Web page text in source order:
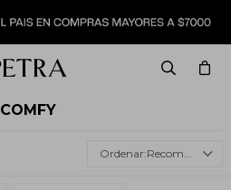
COMFY
Recomendados